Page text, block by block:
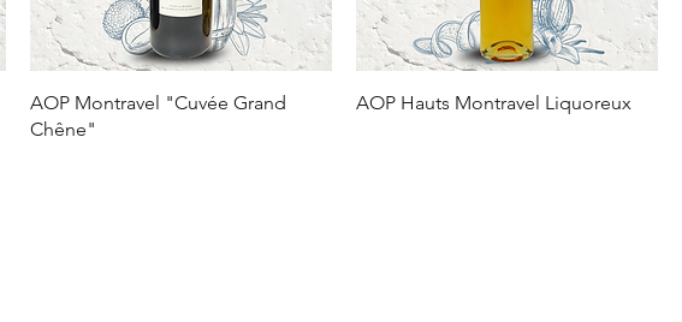
AOP Montravel "Cuvée Grand
Chêne"
AOP Hauts Montravel Liquoreux